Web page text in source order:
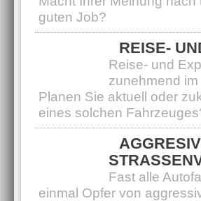
guten Job?
REISE-
Reise- und
zunehmend im
Planen Sie aktuell oder
eines solchen
Fast alle
einmal Opfer von